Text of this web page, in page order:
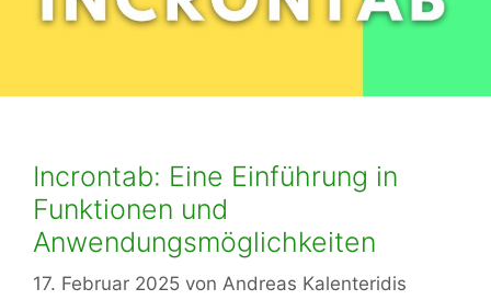
Incrontab: Eine Einführung in
Funktionen und
Anwendungsmöglichkeiten
17. Februar 2025 von Andreas Kalenteridis